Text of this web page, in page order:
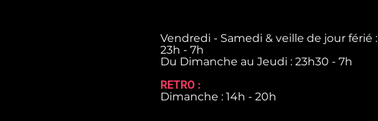
Vendredi - Samedi & veille de jour férié :
23h - 7h
Du Dimanche au Jeudi : 23h30 - 7h
RETRO :
Dimanche : 14h - 20h